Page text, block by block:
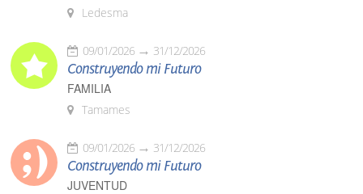
Ledesma
09/01/2026 31/12/2026
Construyendo mi Futuro
FAMILIA
Tamames
09/01/2026 31/12/2026
Construyendo mi Futuro
JUVENTUD